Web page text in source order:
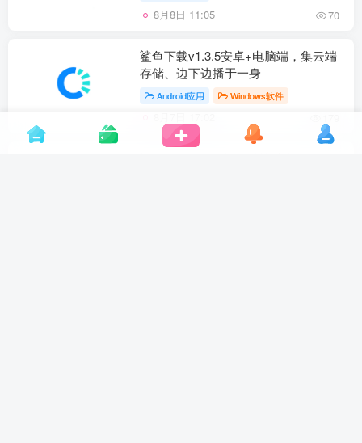
8月8日 11:05 70
鲨鱼下载v1.3.5安卓+电脑端，集云端
存储、边下边播于一身
Android应用 Windows软件